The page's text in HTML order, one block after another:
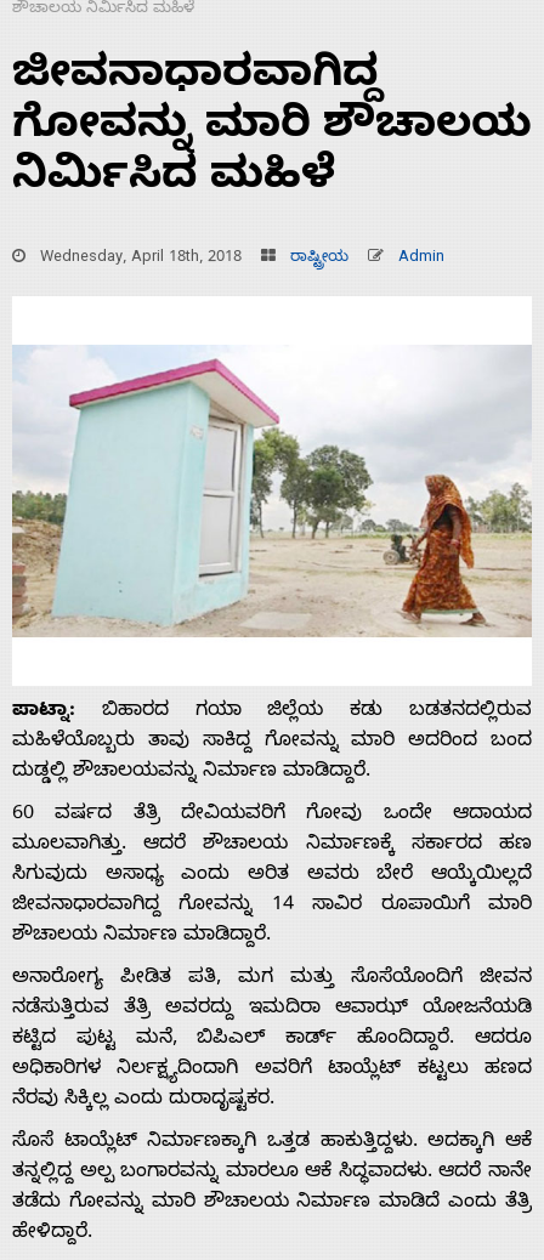
Home
About
Us
ಶೌಚಾಲಯ ನಿರ್ಮಿಸಿದ ಮಹಿಳೆ
ಜೀವನಾಧಾರವಾಗಿದ್ದ
ಗೋವನ್ನು ಮಾರಿ ಶೌಚಾಲಯ
ನಿರ್ಮಿಸಿದ ಮಹಿಳೆ
Wednesday, April 18th, 2018 ರಾಷ್ಟ್ರೀಯ Admin
ಪಾಟ್ನಾ: ಬಿಹಾರದ ಗಯಾ ಜಿಲ್ಲೆಯ ಕಡು ಬಡತನದಲ್ಲಿರುವ
ಮಹಿಳೆಯೊಬ್ಬರು ತಾವು ಸಾಕಿದ್ದ ಗೋವನ್ನು ಮಾರಿ ಅದರಿಂದ ಬಂದ
ದುಡ್ಡಲ್ಲಿ ಶೌಚಾಲಯವನ್ನು ನಿರ್ಮಾಣ ಮಾಡಿದ್ದಾರೆ.
60 ವರ್ಷದ ತೆತ್ರಿ ದೇವಿಯವರಿಗೆ ಗೋವು ಒಂದೇ ಆದಾಯದ
ಮೂಲವಾಗಿತ್ತು. ಆದರೆ ಶೌಚಾಲಯ ನಿರ್ಮಾಣಕ್ಕೆ ಸರ್ಕಾರದ ಹಣ
ಸಿಗುವುದು ಅಸಾಧ್ಯ ಎಂದು ಅರಿತ ಅವರು ಬೇರೆ ಆಯ್ಕೆಯಿಲ್ಲದೆ
ಜೀವನಾಧಾರವಾಗಿದ್ದ ಗೋವನ್ನು 14 ಸಾವಿರ ರೂಪಾಯಿಗೆ ಮಾರಿ
ಶೌಚಾಲಯ ನಿರ್ಮಾಣ ಮಾಡಿದ್ದಾರೆ.
ಅನಾರೋಗ್ಯ ಪೀಡಿತ ಪತಿ, ಮಗ ಮತ್ತು ಸೊಸೆಯೊಂದಿಗೆ ಜೀವನ
ನಡೆಸುತ್ತಿರುವ ತೆತ್ರಿ ಅವರದ್ದು ಇಮದಿರಾ ಆವಾಝ್ ಯೋಜನೆಯಡಿ
ಕಟ್ಟಿದ ಪುಟ್ಟ ಮನೆ, ಬಿಪಿಎಲ್ ಕಾರ್ಡ್ ಹೊಂದಿದ್ದಾರೆ. ಆದರೂ
ಅಧಿಕಾರಿಗಳ ನಿರ್ಲಕ್ಷ್ಯದಿಂದಾಗಿ ಅವರಿಗೆ ಟಾಯ್ಲೆಟ್ ಕಟ್ಟಲು ಹಣದ
ನೆರವು ಸಿಕ್ಕಿಲ್ಲ ಎಂದು ದುರಾದೃಷ್ಟಕರ.
ಸೊಸೆ ಟಾಯ್ಲೆಟ್ ನಿರ್ಮಾಣಕ್ಕಾಗಿ ಒತ್ತಡ ಹಾಕುತ್ತಿದ್ದಳು. ಅದಕ್ಕಾಗಿ ಆಕೆ
ತನ್ನಲ್ಲಿದ್ದ ಅಲ್ಪ ಬಂಗಾರವನ್ನು ಮಾರಲೂ ಆಕೆ ಸಿದ್ಧವಾದಳು. ಆದರೆ ನಾನೇ
ತಡೆದು ಗೋವನ್ನು ಮಾರಿ ಶೌಚಾಲಯ ನಿರ್ಮಾಣ ಮಾಡಿದೆ ಎಂದು ತೆತ್ರಿ
ಹೇಳಿದ್ದಾರೆ.